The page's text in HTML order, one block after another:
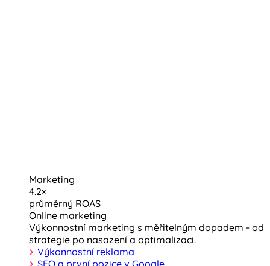
Marketing
4.2×
průměrný ROAS
Online marketing
Výkonnostní marketing s měřitelným dopadem - od
strategie po nasazení a optimalizaci.
Výkonnostní reklama
SEO a první pozice v Google